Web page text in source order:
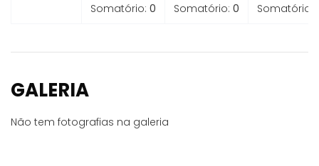
Somatório: 0
Somatório: 0
Somatório:
GALERIA
Não tem fotografias na galeria